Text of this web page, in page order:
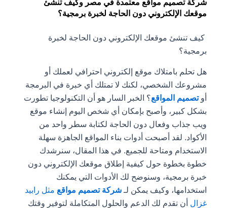
شركة تصميم مواقع معتمدة في مصر وكيف تنشئ
موقعك الإلكتروني دون الحاجة لخبرة برمجية؟
كيف تنشئ موقعك الإلكتروني دون الحاجة لخبرة
برمجية؟
هل تحلم بامتلاك موقع إلكتروني احترافي لعملك أو
مشروعك الشخصي، لكنك لا تمتلك أي خبرة في البرمجة
تصميم المواقع ؟ الخبر السار هو أن التكنولوجيا تطورت
بشكل كبير، وأصبح بإمكان أي شخص اليوم إنشاء موقع
ويب جذاب وفعال دون الحاجة لكتابة سطر واحد من
الأكواد. لقد أصبحت أدوات بناء المواقع الجاهزة سهلة
الاستخدام ومتاحة للجميع. في هذا المقال، سنرشدك
خطوة بخطوة حول كيفية إطلاق موقعك الإلكتروني دون
خبرة برمجية، وسنوضح لك الأدوات التي يمكنك
استخدامها، وكيف يمكن لـ شركة تصميم مواقع مثل رابيد
غزال أن تقدم لك الدعم والحلول المتكاملة لتوفير وقتك